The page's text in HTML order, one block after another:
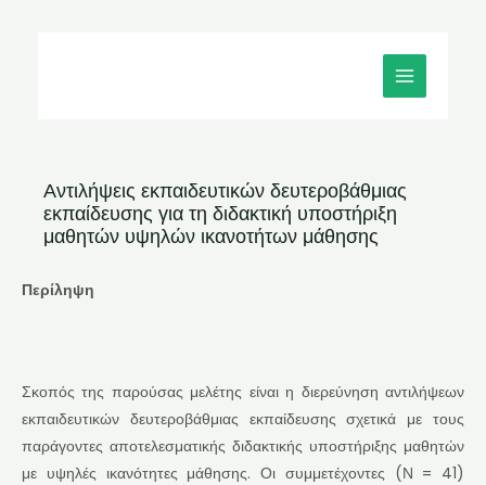
MAIN
MENU
Αντιλήψεις εκπαιδευτικών δευτεροβάθμιας
εκπαίδευσης για τη διδακτική υποστήριξη
μαθητών υψηλών ικανοτήτων μάθησης
Περίληψη
Σκοπός της παρούσας μελέτης είναι η διερεύνηση αντιλήψεων
εκπαιδευτικών δευτεροβάθμιας εκπαίδευσης σχετικά με τους
παράγοντες αποτελεσματικής διδακτικής υποστήριξης μαθητών
με υψηλές ικανότητες μάθησης. Οι συμμετέχοντες (Ν = 41)